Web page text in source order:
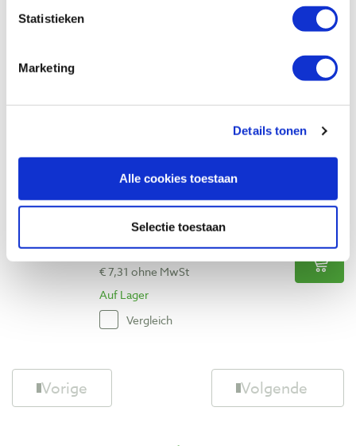
Statistieken
Marketing
Details tonen
Alle cookies toestaan
Selectie toestaan
CMT hulzen Ø 8 mm voor organizer, 20
stuks
Produktnummer: 21747
€ 8,85 inkl. MwSt
€ 7,31 ohne MwSt
Auf Lager
Vergleich
Vorige Volgende